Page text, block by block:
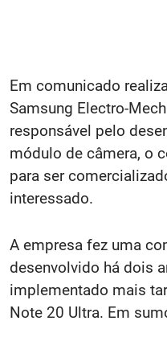
Em comunicado
Samsung Electro-
responsável pelo
módulo de câmera, o
para ser
interessado.
A empresa fez uma
desenvolvido há dois
implementado mais
Note 20 Ultra. Em